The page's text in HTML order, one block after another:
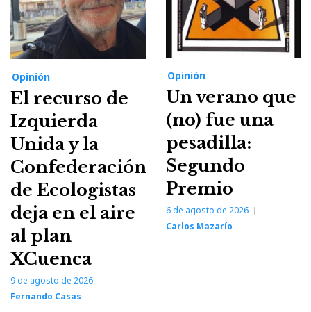
Opinión
El recurso de
Izquierda
Unida y la
Confederación
de Ecologistas
deja en el aire
al plan
XCuenca
9 de agosto de 2026
Fernando Casas
Opinión
Un verano que
(no) fue una
pesadilla:
Segundo
Premio
6 de agosto de 2026
Carlos Mazarío